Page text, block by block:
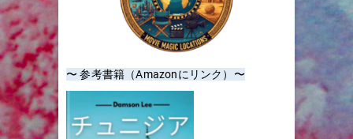
〜 参考書籍（Amazonにリンク）〜